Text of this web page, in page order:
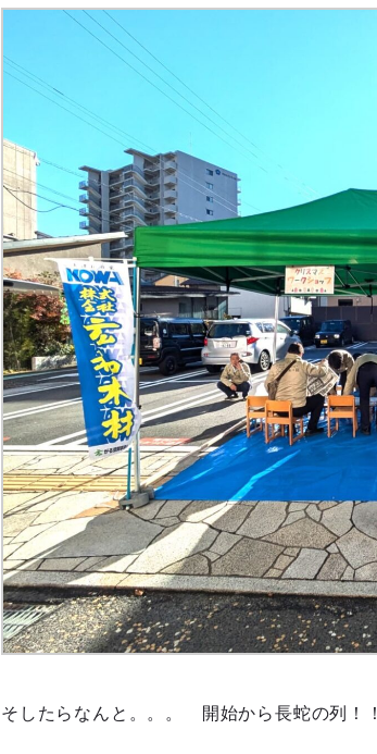
そしたらなんと。。。 開始から長蛇の列！！